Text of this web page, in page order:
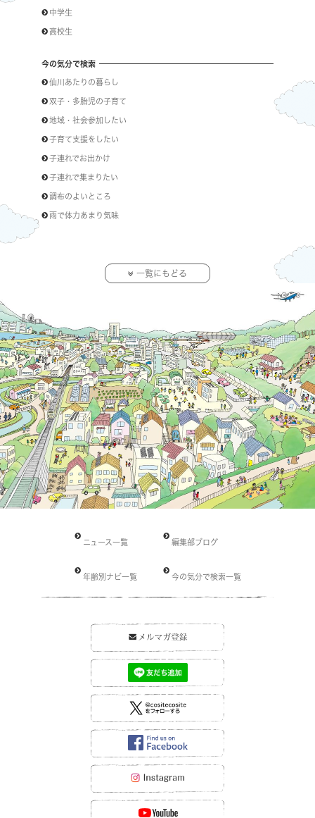
中学生
高校生
今の気分で検索
仙川あたりの暮らし
双子・多胎児の子育て
地域・社会参加したい
子育て支援をしたい
子連れでお出かけ
子連れで集まりたい
調布のよいところ
雨で体力あまり気味
一覧にもどる
ニュース一覧 編集部ブログ
年齢別ナビ一覧 今の気分で検索一覧